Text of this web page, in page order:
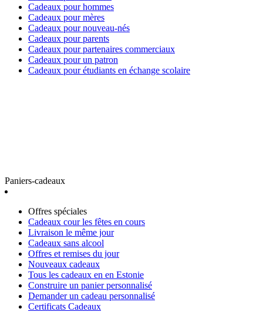
Cadeaux pour hommes
Cadeaux pour mères
Cadeaux pour nouveau-nés
Cadeaux pour parents
Cadeaux pour partenaires commerciaux
Cadeaux pour un patron
Cadeaux pour étudiants en échange scolaire
Paniers-cadeaux
Offres spéciales
Cadeaux cour les fêtes en cours
Livraison le même jour
Cadeaux sans alcool
Offres et remises du jour
Nouveaux cadeaux
Tous les cadeaux en en Estonie
Construire un panier personnalisé
Demander un cadeau personnalisé
Certificats Cadeaux